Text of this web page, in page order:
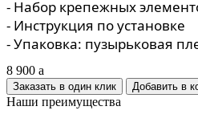
- Набор крепежных
- Инструкция по установке
- Упаковка: пузырьковая
8 900 a
Заказать в один клик
Наши преимущества